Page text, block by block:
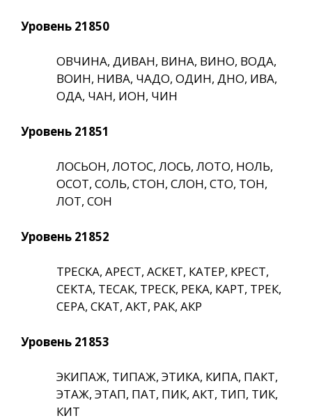
Уровень 21850
ОВЧИНА, ДИВАН, ВИНА, ВИНО, ВОДА,
ВОИН, НИВА, ЧАДО, ОДИН, ДНО, ИВА,
ОДА, ЧАН, ИОН, ЧИН
Уровень 21851
ЛОСЬОН, ЛОТОС, ЛОСЬ, ЛОТО, НОЛЬ,
ОСОТ, СОЛЬ, СТОН, СЛОН, СТО, ТОН,
ЛОТ, СОН
Уровень 21852
ТРЕСКА, АРЕСТ, АСКЕТ, КАТЕР, КРЕСТ,
СЕКТА, ТЕСАК, ТРЕСК, РЕКА, КАРТ, ТРЕК,
СЕРА, СКАТ, АКТ, РАК, АКР
Уровень 21853
ЭКИПАЖ, ТИПАЖ, ЭТИКА, КИПА, ПАКТ,
ЭТАЖ, ЭТАП, ПАТ, ПИК, АКТ, ТИП, ТИК,
КИТ